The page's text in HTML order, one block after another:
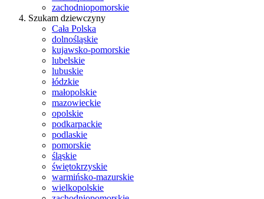
zachodniopomorskie
Szukam dziewczyny
Cała Polska
dolnośląskie
kujawsko-pomorskie
lubelskie
lubuskie
łódzkie
małopolskie
mazowieckie
opolskie
podkarpackie
podlaskie
pomorskie
śląskie
świętokrzyskie
warmińsko-mazurskie
wielkopolskie